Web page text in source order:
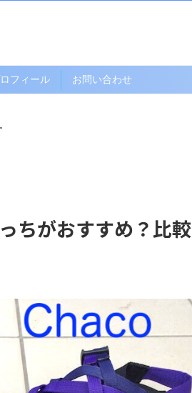
フィール お問い合わせ
ちがおすすめ？比較